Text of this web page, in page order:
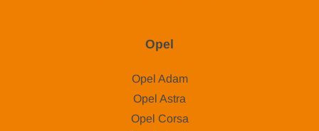
Opel
Opel Adam
Opel Astra
Opel Corsa